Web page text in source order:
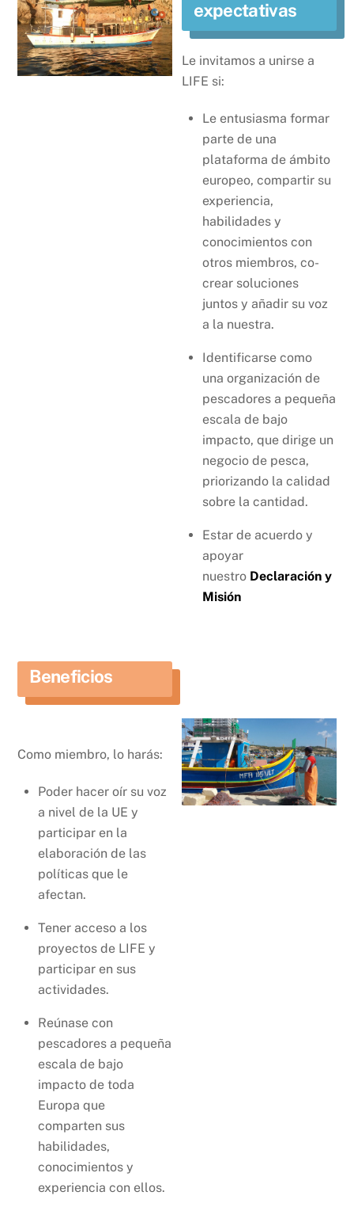
expectativas
Le invitamos a unirse a
LIFE si:
Le entusiasma formar
parte de una
plataforma de ámbito
europeo, compartir su
experiencia,
habilidades y
conocimientos con
otros miembros, co-
crear soluciones
juntos y añadir su voz
a la nuestra.
Identificarse como
una organización de
pescadores a pequeña
escala de bajo
impacto, que dirige un
negocio de pesca,
priorizando la calidad
sobre la cantidad.
Estar de acuerdo y
apoyar
nuestro Declaración y
Misión
Beneficios
Como miembro, lo harás:
Poder hacer oír su voz
a nivel de la UE y
participar en la
elaboración de las
políticas que le
afectan.
Tener acceso a los
proyectos de LIFE y
participar en sus
actividades.
Reúnase con
pescadores a pequeña
escala de bajo
impacto de toda
Europa que
comparten sus
habilidades,
conocimientos y
experiencia con ellos.